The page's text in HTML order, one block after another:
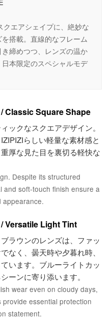
クエアシェイプに、絶妙な
搭載。直線的なフレーム
締めつつ、レンズの温か
本限定のスペシャルモデ
Classic Square Shape
ックなスクエアデザイン。
らしい軽量な素材感と
厚な見た目を裏切る軽快な
Despite its structured
and soft-touch finish ensure a
appearance.
Versatile Light Tint
ラウンのレンズは、ファッ
なく、曇天時や夕暮れ時、
います。ブルーライトカッ
ーンに寄り添います。
wear even on cloudy days,
essential protection
statement.